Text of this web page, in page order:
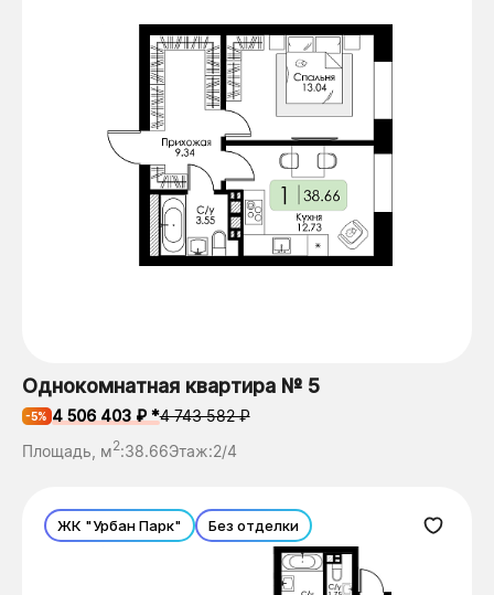
Однокомнатная квартира № 5
-5% 4 506 403 ₽ *4 743 582 ₽
Площадь, м2:38.66Этаж:2/4
ЖК "Урбан Парк" Без отделки